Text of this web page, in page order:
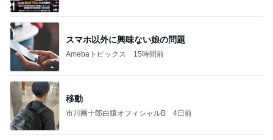
スマホ以外に興味ない娘の問題
Amebaトピックス 15時間前
移動
市川團十郎白猿オフィシャルB 4日前